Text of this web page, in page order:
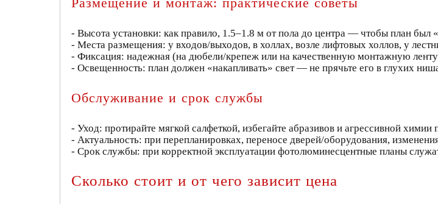
- Высота установки: как правило, 1.5–1.8 м от пола до центра — чтобы план был
- Места размещения: у входов/выходов, в холлах, возле лифтовых холлов, у
- Фиксация: надежная (на дюбели/крепеж или на качественную монтажную
- Освещенность: план должен «накапливать» свет — не прячьте его в глухих
Обслуживание и срок службы
- Уход: протирайте мягкой салфеткой, избегайте абразивов и агрессивной химии
- Актуальность: при перепланировках, переносе дверей/оборудования,
- Срок службы: при корректной эксплуатации фотолюминесцентные планы
Сколько стоит и от чего зависит цена